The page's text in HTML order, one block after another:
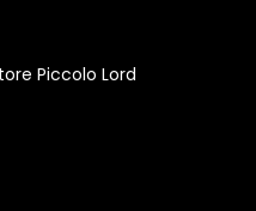
Piccolo Lord